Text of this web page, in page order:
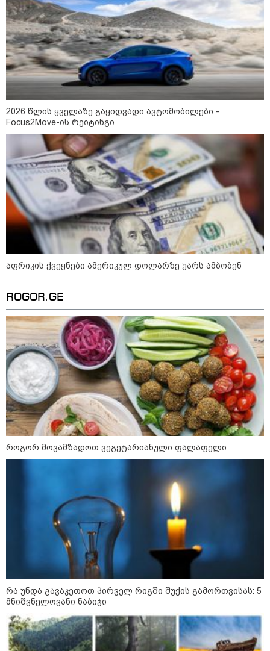
"15 წლის წინ ჩადენილი
დანაშაული, 5-ჯერ შეცვლილი
მოსამართლე, 4-ჯერ თავიდან
დაწყებული საქმე... მადლობა
პროკურატურას, მათ გარეშე ეს
შედეგი არ დადგებოდა" - ქეთა
ხარძიანი
კატეგორიის ყველა სიახლე
ყველაზე კარგი/ცუდი ქვეყნები
ემიგრანტებისთვის 2026 წელს
2026 წლის ყველაზე გაყიდვადი
ავტომობილები - Focus2Move-ის
რეიტინგი
აფრიკის ქვეყნები ამერიკულ
დოლარზე უარს ამბობენ
პოლიტიკა
14:14 / 06-08-2026
2026 წლის ყველაზე გაყიდვადი ავტომობილები -
Focus2Move-ის რეიტინგი
აფრიკის ქვეყნები ამერიკულ დოლარზე უარს ამბობენ
ROGOR.GE
როგორ მოვამზადოთ ვეგეტარიანული ფალაფელი
რა უნდა გავაკეთოთ პირველ რიგში შუქის გამორთვისას: 5
მნიშვნელოვანი ნაბიჯი